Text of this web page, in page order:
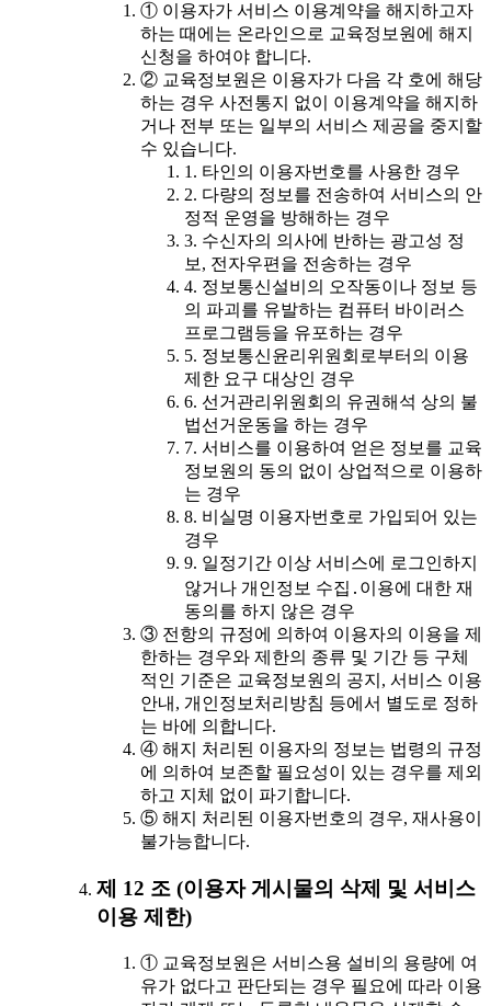
① 이용자가 서비스 이용계약을 해지하고자
하는 때에는 온라인으로 교육정보원에 해지
신청을 하여야 합니다.
② 교육정보원은 이용자가 다음 각 호에 해당
하는 경우 사전통지 없이 이용계약을 해지하
거나 전부 또는 일부의 서비스 제공을 중지할
수 있습니다.
1. 타인의 이용자번호를 사용한 경우
2. 다량의 정보를 전송하여 서비스의 안
정적 운영을 방해하는 경우
3. 수신자의 의사에 반하는 광고성 정
보, 전자우편을 전송하는 경우
4. 정보통신설비의 오작동이나 정보 등
의 파괴를 유발하는 컴퓨터 바이러스
프로그램등을 유포하는 경우
5. 정보통신윤리위원회로부터의 이용
제한 요구 대상인 경우
6. 선거관리위원회의 유권해석 상의 불
법선거운동을 하는 경우
7. 서비스를 이용하여 얻은 정보를 교육
정보원의 동의 없이 상업적으로 이용하
는 경우
8. 비실명 이용자번호로 가입되어 있는
경우
9. 일정기간 이상 서비스에 로그인하지
않거나 개인정보 수집․이용에 대한 재
동의를 하지 않은 경우
③ 전항의 규정에 의하여 이용자의 이용을 제
한하는 경우와 제한의 종류 및 기간 등 구체
적인 기준은 교육정보원의 공지, 서비스 이용
안내, 개인정보처리방침 등에서 별도로 정하
는 바에 의합니다.
④ 해지 처리된 이용자의 정보는 법령의 규정
에 의하여 보존할 필요성이 있는 경우를 제외
하고 지체 없이 파기합니다.
⑤ 해지 처리된 이용자번호의 경우, 재사용이
불가능합니다.
제 12 조 (이용자 게시물의 삭제 및 서비스
이용 제한)
① 교육정보원은 서비스용 설비의 용량에 여
유가 없다고 판단되는 경우 필요에 따라 이용